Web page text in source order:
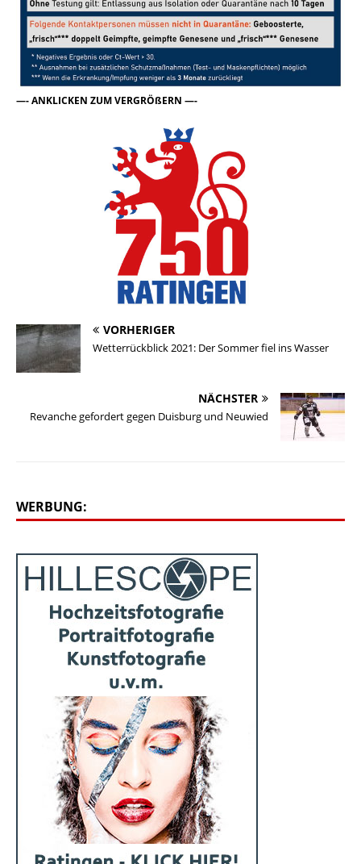
—- ANKLICKEN ZUM VERGRÖßERN —-
VORHERIGER
Wetterrückblick 2021: Der Sommer fiel ins Wasser
NÄCHSTER
Revanche gefordert gegen Duisburg und Neuwied
WERBUNG: